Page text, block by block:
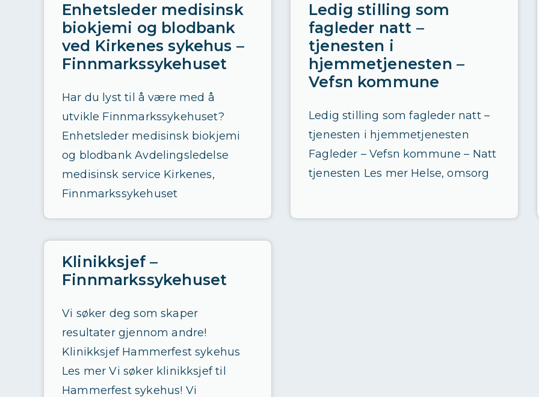
Enhetsleder medisinsk
biokjemi og blodbank
ved Kirkenes sykehus –
Finnmarkssykehuset
Har du lyst til å være med å
utvikle Finnmarkssykehuset?
Enhetsleder medisinsk biokjemi
og blodbank Avdelingsledelse
medisinsk service Kirkenes,
Finnmarkssykehuset
Ledig stilling som
fagleder natt –
tjenesten i
hjemmetjenesten –
Vefsn kommune
Ledig stilling som fagleder natt –
tjenesten i hjemmetjenesten
Fagleder – Vefsn kommune – Natt
tjenesten Les mer Helse, omsorg
Klinikksjef –
Finnmarkssykehuset
Vi søker deg som skaper
resultater gjennom andre!
Klinikksjef Hammerfest sykehus
Les mer Vi søker klinikksjef til
Hammerfest sykehus! Vi